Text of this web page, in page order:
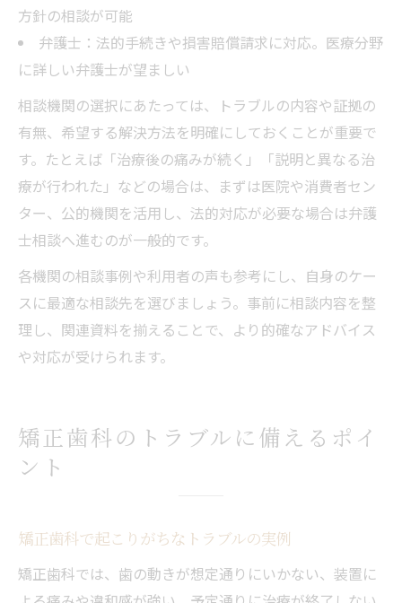
方針の相談が可能
弁護士：法的手続きや損害賠償請求に対応。医療分野
に詳しい弁護士が望ましい
相談機関の選択にあたっては、トラブルの内容や証拠の
有無、希望する解決方法を明確にしておくことが重要で
す。たとえば「治療後の痛みが続く」「説明と異なる治
療が行われた」などの場合は、まずは医院や消費者セン
ター、公的機関を活用し、法的対応が必要な場合は弁護
士相談へ進むのが一般的です。
各機関の相談事例や利用者の声も参考にし、自身のケー
スに最適な相談先を選びましょう。事前に相談内容を整
理し、関連資料を揃えることで、より的確なアドバイス
や対応が受けられます。
矯正歯科のトラブルに備えるポイ
ント
矯正歯科で起こりがちなトラブルの実例
矯正歯科では、歯の動きが想定通りにいかない、装置に